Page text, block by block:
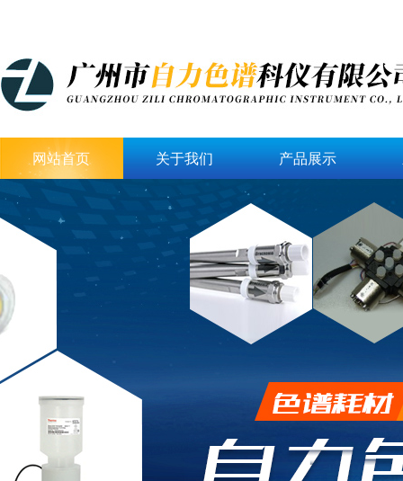
网站首页 关于我们 产品展示